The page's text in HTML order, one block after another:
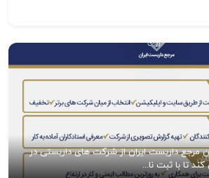
مرجع داربست ایران از شرکت های داربستی در
تا با ثبت نا...